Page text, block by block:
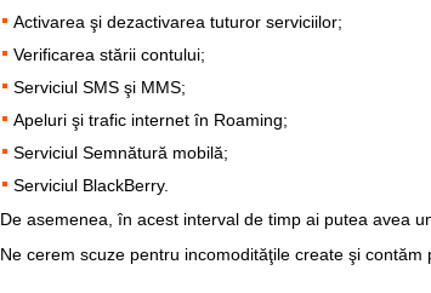
Activarea şi dezactivarea tuturor serviciilor;
Verificarea stării contului;
Serviciul SMS şi MMS;
Apeluri şi trafic internet în Roaming;
Serviciul Semnătură mobilă;
Serviciul BlackBerry.
De asemenea, în acest interval de timp ai putea avea
Ne cerem scuze pentru incomodităţile create şi contăm